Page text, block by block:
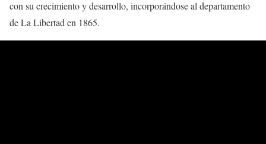
con su crecimiento y desarrollo, incorporándose al departamento
de La Libertad en 1865.